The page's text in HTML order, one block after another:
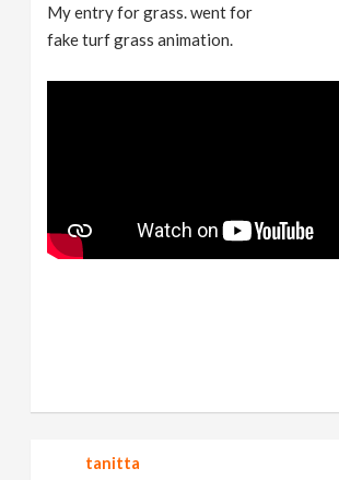
My entry for grass. went for
fake turf grass animation.
tanitta